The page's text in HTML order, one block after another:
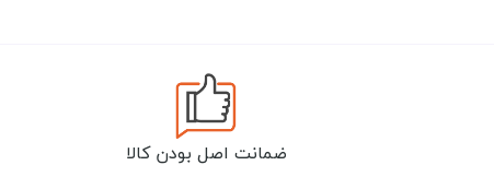
ضمانت اصل بودن کالا